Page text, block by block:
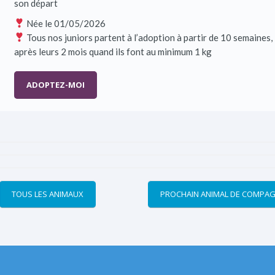
son départ
Née le 01/05/2026
Tous nos juniors partent à l’adoption à partir de 10 semaines,
après leurs 2 mois quand ils font au minimum 1 kg
ADOPTEZ-MOI
TOUS LES ANIMAUX PROCHAIN ANIMAL DE